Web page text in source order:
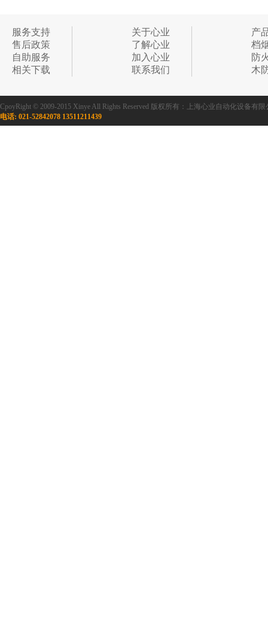
服务支持
售后政策
自助服务
相关下载
关于心业
了解心业
加入心业
联系我们
产
档
防
木
CpoyRight © 2009-2015 Xinye All Rights Reserved 版权所有：上海心业自动化设备有
电话: 021-52842078 13511211439